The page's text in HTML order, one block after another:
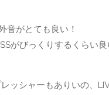
音がとても良い！
がびっくりするくらい良
ッシャーもありいの、